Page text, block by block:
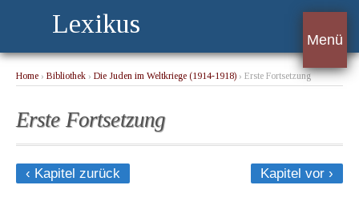
Lexikus
Menü
Home › Bibliothek › Die Juden im Weltkriege (1914-1918) › Erste Fortsetzung
Erste Fortsetzung
‹ Kapitel zurück Kapitel vor ›